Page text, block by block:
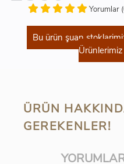
Yorumlar
Bu ürün şuan
Ürünlerimiz
ÜRÜN
GEREKENLER!